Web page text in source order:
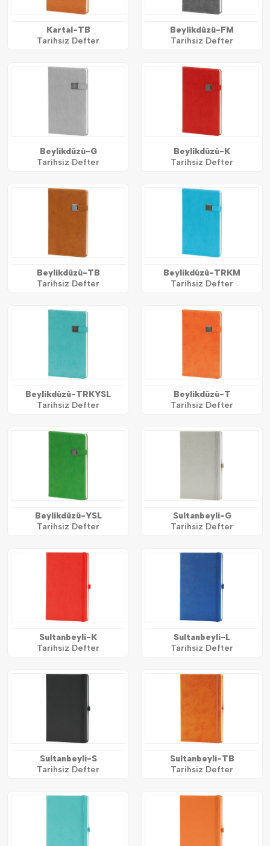
Kartal-TB
Tarihsiz Defter
Beylikdüzü-FM
Tarihsiz Defter
Beylikdüzü-G
Tarihsiz Defter
Beylikdüzü-K
Tarihsiz Defter
Beylikdüzü-TB
Tarihsiz Defter
Beylikdüzü-TRKM
Tarihsiz Defter
Beylikdüzü-TRKYSL
Tarihsiz Defter
Beylikdüzü-T
Tarihsiz Defter
Beylikdüzü-YSL
Tarihsiz Defter
Sultanbeyli-G
Tarihsiz Defter
Sultanbeyli-K
Tarihsiz Defter
Sultanbeyli-L
Tarihsiz Defter
Sultanbeyli-S
Tarihsiz Defter
Sultanbeyli-TB
Tarihsiz Defter